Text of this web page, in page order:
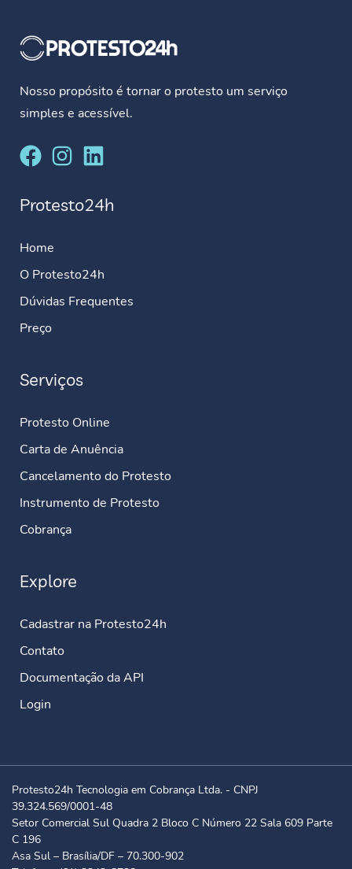
Nosso propósito é tornar o protesto um serviço
simples e acessível.
Protesto24h
Home
O Protesto24h
Dúvidas Frequentes
Preço
Serviços
Protesto Online
Carta de Anuência
Cancelamento do Protesto
Instrumento de Protesto
Cobrança
Explore
Cadastrar na Protesto24h
Contato
Documentação da API
Login
Protesto24h Tecnologia em Cobrança Ltda. - CNPJ
39.324.569/0001-48
Setor Comercial Sul Quadra 2 Bloco C Número 22 Sala 609 Parte
C 196
Asa Sul – Brasília/DF – 70.300-902